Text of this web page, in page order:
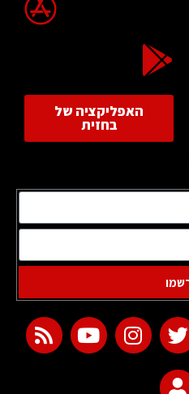
האפליקציה של
בחזית